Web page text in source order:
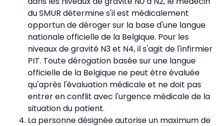
du SMUR détermine s'il est médicalement
opportun de déroger sur la base d'une langue
nationale officielle de la Belgique. Pour les
niveaux de gravité N3 et N4, il s'agit de l'infirmier
PIT. Toute dérogation basée sur une langue
officielle de la Belgique ne peut être évaluée
qu'après l'évaluation médicale et ne doit pas
entrer en conflit avec l'urgence médicale de la
situation du patient.
La personne désignée autorise un maximum de